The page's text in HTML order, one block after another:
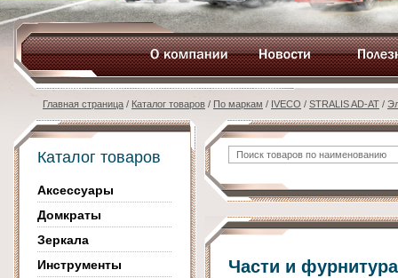
Главная страница / Каталог товаров / По маркам / IVECO / STRALIS AD-AT /
Каталог товаров
Аксессуары
Домкраты
Зеркала
Инструменты
Части и